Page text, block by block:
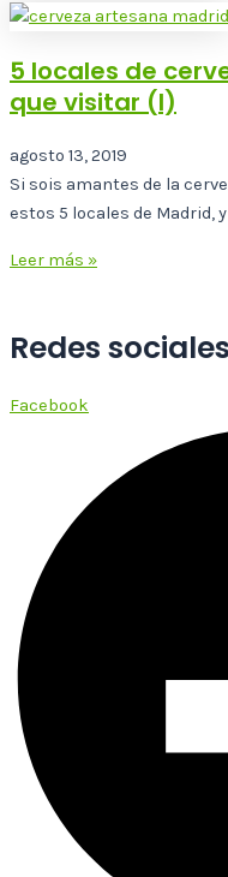
5 locales de
que visitar (I)
agosto 13, 2019
Si sois amantes de la
estos 5 locales de Madrid,
Leer más »
Redes sociales
Facebook